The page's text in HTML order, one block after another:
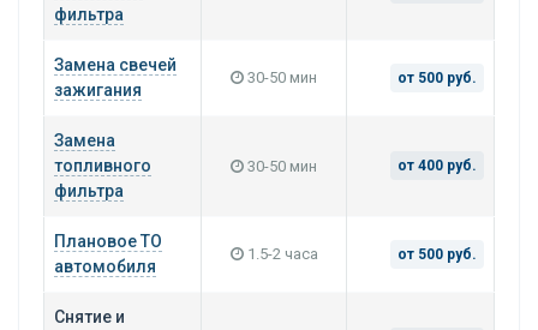
фильтра
Замена свечей
зажигания
30-50 мин от 500 руб.
Замена
топливного
фильтра
30-50 мин от 400 руб.
Плановое ТО
автомобиля
1.5-2 часа от 500 руб.
Снятие и